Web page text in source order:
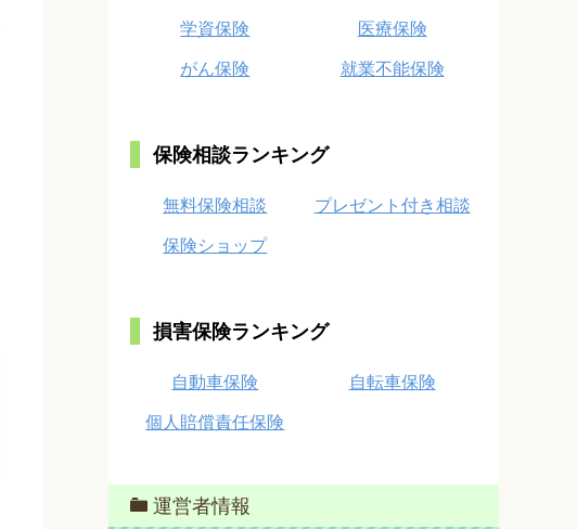
学資保険 医療保険
がん保険 就業不能保険
保険相談ランキング
無料保険相談 プレゼント付き相談
保険ショップ
損害保険ランキング
自動車保険 自転車保険
個人賠償責任保険
運営者情報